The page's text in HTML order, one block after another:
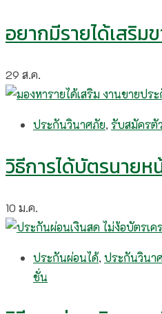
อยากมีรายได้เสริม
29 ส.ค.
ประกันวินาศภัย, รับสมัครตั
วิธีการได้บัตรนาย
10 ม.ค.
ประกันผ่อนได้, ประกันวินา
ชั่น